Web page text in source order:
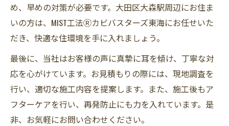
め、早めの対策が必要です。大田区大森駅周辺にお住ま
いの方は、MIST工法Ⓡカビバスターズ東海にお任せいた
だき、快適な住環境を手に入れましょう。
最後に、当社はお客様の声に真摯に耳を傾け、丁寧な対
応を心がけています。お見積もりの際には、現地調査を
行い、適切な施工内容を提案します。また、施工後もア
フターケアを行い、再発防止にも力を入れています。是
非、お気軽にお問い合わせください。